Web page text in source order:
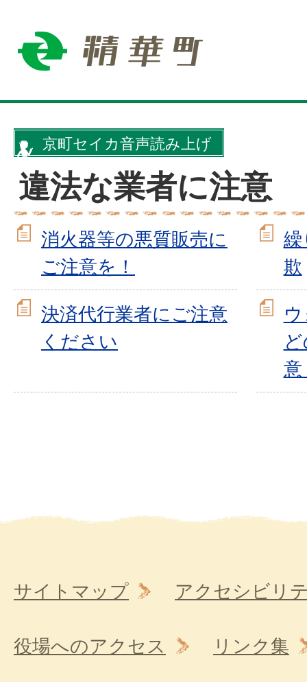
京町セイカ音声読み上げ
違法な業者に注意
消火器等の悪質販売に
ご注意を！
繰
欺
決済代行業者にご注意
ください
意
サイトマップ アクセシビリ
役場へのアクセス リンク集